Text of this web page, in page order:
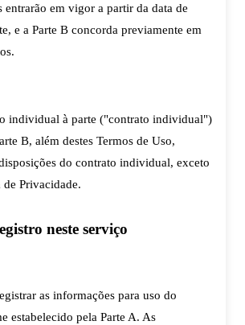
entrarão em vigor a partir da data de
e a Parte B concorda previamente em
individual à parte ("contrato individual")
B, além destes Termos de Uso,
do contrato individual, exceto
Privacidade.
neste serviço
as informações para uso do
estabelecido pela Parte A. As